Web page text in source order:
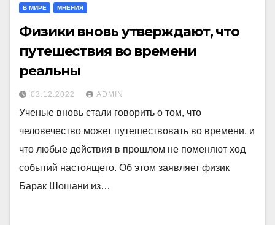
В МИРЕ МНЕНИЯ
Физики вновь утверждают, что
путешествия во времени
реальны
03.12.2022 ADMIN
Ученые вновь стали говорить о том, что
человечество может путешествовать во времени, и
что любые действия в прошлом не поменяют ход
событий настоящего. Об этом заявляет физик
Барак Шошани из…